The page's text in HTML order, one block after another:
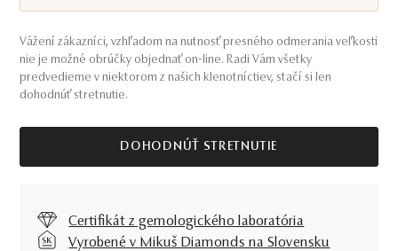
Vážení zákazníci, vzhľadom na nutnosť presného odmerania veľkosti
nie je možné obrúčky objednať on-line. Radi Vám všetky
predvedieme v niektorom z našich klenotníctiev, stačí si len
dohodnúť stretnutie.
DOHODNÚŤ STRETNUTIE
Certifikát z gemologického laboratória
Vyrobené v Mikuš Diamonds na Slovensku